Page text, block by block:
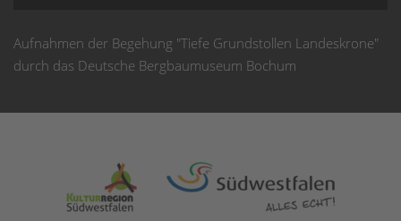
Aufnahmen der Begehung "Tiefe Grundstollen Landeskrone"
durch das Deutsche Bergbaumuseum Bochum